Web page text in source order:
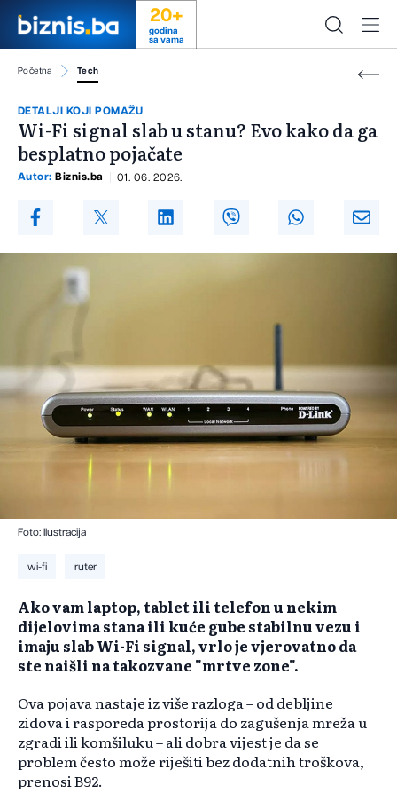
20+
godina
sa vama
Početna Tech
DETALJI KOJI POMAŽU
Wi-Fi signal slab u stanu? Evo kako da ga
besplatno pojačate
Autor: Biznis.ba 01. 06. 2026.
Foto: Ilustracija
wi-fi ruter
Ako vam laptop, tablet ili telefon u nekim
dijelovima stana ili kuće gube stabilnu vezu i
imaju slab Wi-Fi signal, vrlo je vjerovatno da
ste naišli na takozvane "mrtve zone".
Ova pojava nastaje iz više razloga – od debljine
zidova i rasporeda prostorija do zagušenja mreža u
zgradi ili komšiluku – ali dobra vijest je da se
problem često može riješiti bez dodatnih troškova,
prenosi B92.